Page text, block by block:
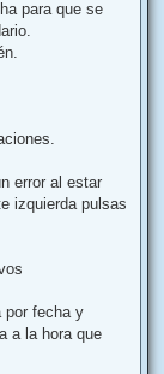
para que se
error al estar
izquierda pulsas
por fecha y
a la hora que